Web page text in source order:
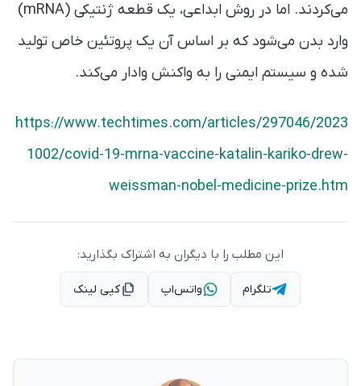
می‌کردند. اما در روش ابداعی، یک قطعه ژنتیکی (mRNA)
وارد بدن می‌شود که بر اساس آن یک پروتئین خاص تولید
شده و سیستم ایمنی را به واکنش وادار می‌کند.
https://www.techtimes.com/articles/297046/2023
1002/covid-19-mrna-vaccine-katalin-kariko-drew-
weissman-nobel-medicine-prize.htm
این مطلب را با دیگران به اشتراک بگذارید:
تلگرام واتس‌اپ کپی لینک